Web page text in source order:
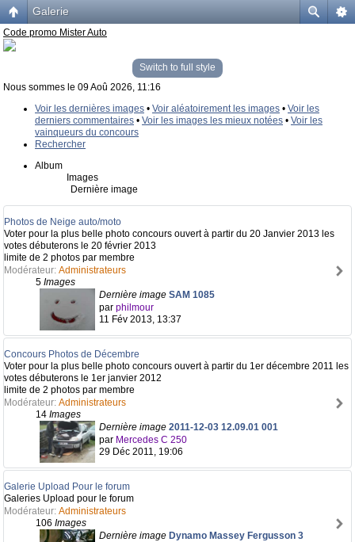
Galerie
Code promo Mister Auto
Switch to full style
Nous sommes le 09 Aoû 2026, 11:16
Voir les dernières images • Voir aléatoirement les images • Voir les
derniers commentaires • Voir les images les mieux notées • Voir les
vainqueurs du concours
Rechercher
Album
Images
Dernière image
Photos de Neige auto/moto
Voter pour la plus belle photo concours ouvert à partir du 20 Janvier 2013 les
votes débuterons le 20 février 2013
limite de 2 photos par membre
Modérateur: Administrateurs
5 Images
Dernière image SAM 1085
par philmour
11 Fév 2013, 13:37
Concours Photos de Décembre
Voter pour la plus belle photo concours ouvert à partir du 1er décembre 2011 les
votes débuterons le 1er janvier 2012
limite de 2 photos par membre
Modérateur: Administrateurs
14 Images
Dernière image 2011-12-03 12.09.01 001
par Mercedes C 250
29 Déc 2011, 19:06
Galerie Upload Pour le forum
Galeries Upload pour le forum
Modérateur: Administrateurs
106 Images
Dernière image Dynamo Massey Fergusson 3